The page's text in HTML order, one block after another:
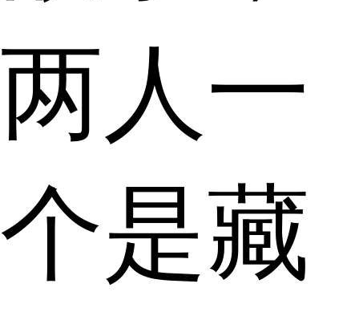
两人一
个是藏